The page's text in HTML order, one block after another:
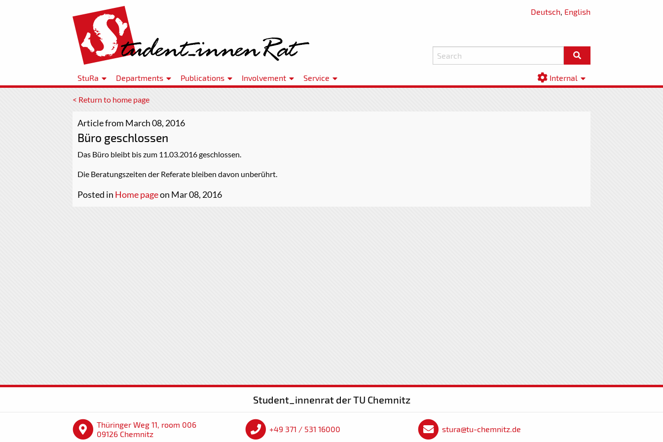
Deutsch, English
StuRa Departments Publications Involvement Service Internal
< Return to home page
Article from March 08, 2016
Büro geschlossen
Das Büro bleibt bis zum 11.03.2016 geschlossen.
Die Beratungszeiten der Referate bleiben davon unberührt.
Posted in Home pageon Mar 08, 2016
Student_innenrat der TU Chemnitz
Thüringer Weg 11, room 006
09126 Chemnitz
+49 371 / 531 16000 stura@tu-chemnitz.de